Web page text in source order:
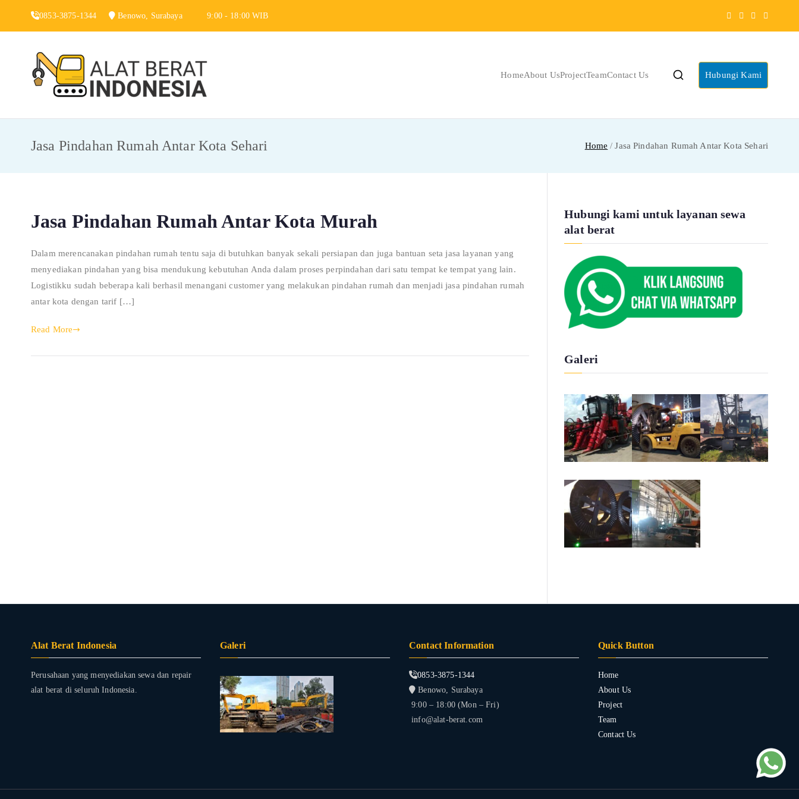
0853-3875-1344 Benowo, Surabaya 9:00 - 18:00 WIB
HomeAbout UsProjectTeamContact Us Hubungi Kami
Jasa Pindahan Rumah Antar Kota Sehari Home Jasa Pindahan Rumah Antar Kota Sehari
Jasa Pindahan Rumah Antar Kota Murah
Dalam merencanakan pindahan rumah tentu saja di butuhkan banyak sekali persiapan dan juga bantuan seta jasa layanan yang
menyediakan pindahan yang bisa mendukung kebutuhan Anda dalam proses perpindahan dari satu tempat ke tempat yang lain.
Logistikku sudah beberapa kali berhasil menangani customer yang melakukan pindahan rumah dan menjadi jasa pindahan rumah
antar kota dengan tarif […]
Read More
Hubungi kami untuk layanan sewa
alat berat
Galeri
Alat Berat Indonesia
Perusahaan yang menyediakan sewa dan repair
alat berat di seluruh Indonesia.
Galeri Contact Information
0853-3875-1344
Benowo, Surabaya
9:00 – 18:00 (Mon – Fri)
info@alat-berat.com
Quick Button
Home
About Us
Project
Team
Contact Us